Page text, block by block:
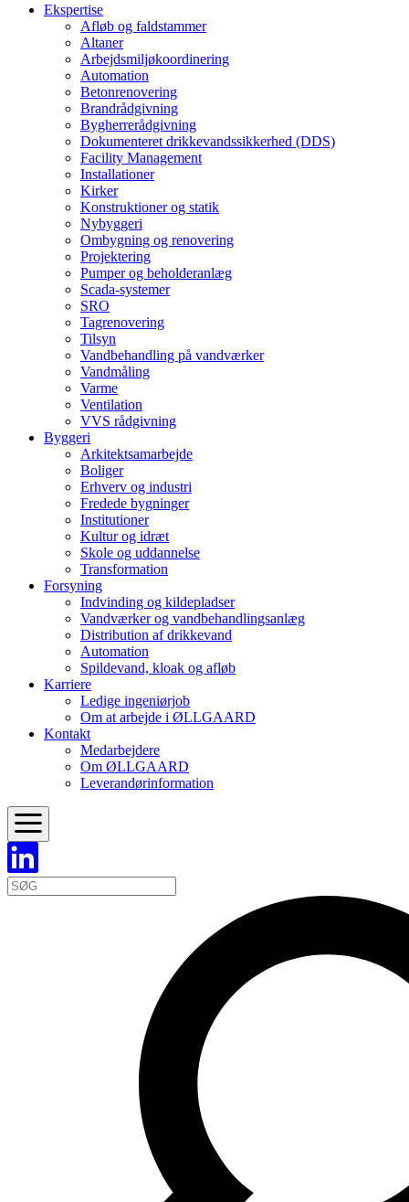
Ekspertise
Afløb og faldstammer
Altaner
Arbejdsmiljøkoordinering
Automation
Betonrenovering
Brandrådgivning
Bygherrerådgivning
Dokumenteret drikkevandssikkerhed (DDS)
Facility Management
Installationer
Kirker
Konstruktioner og statik
Nybyggeri
Ombygning og renovering
Projektering
Pumper og beholderanlæg
Scada-systemer
SRO
Tagrenovering
Tilsyn
Vandbehandling på vandværker
Vandmåling
Varme
Ventilation
VVS rådgivning
Byggeri
Arkitektsamarbejde
Boliger
Erhverv og industri
Fredede bygninger
Institutioner
Kultur og idræt
Skole og uddannelse
Transformation
Forsyning
Indvinding og kildepladser
Vandværker og vandbehandlingsanlæg
Distribution af drikkevand
Automation
Spildevand, kloak og afløb
Karriere
Ledige ingeniørjob
Om at arbejde i ØLLGAARD
Kontakt
Medarbejdere
Om ØLLGAARD
Leverandørinformation